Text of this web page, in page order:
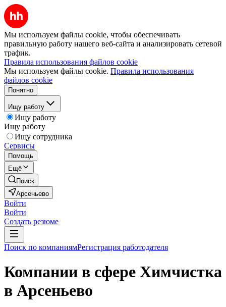
Мы используем файлы cookie, чтобы обеспечивать
правильную работу нашего веб-сайта и анализировать сетевой
трафик.
Правила использования файлов cookie
Мы используем файлы cookie. Правила использования
файлов cookie
Понятно
Ищу работу
Ищу работу
Ищу работу
Ищу сотрудника
Сервисы
Помощь
Ещё
Поиск
Арсеньево
Войти
Войти
Создать резюме
Поиск по компаниямРегистрация работодателя
Компании в сфере Химчистка
в Арсеньево